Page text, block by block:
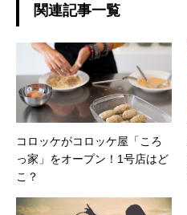
関連記事一覧
コロッケがコロッケ屋「ころ
っ家」をオープン！1号店はど
こ？